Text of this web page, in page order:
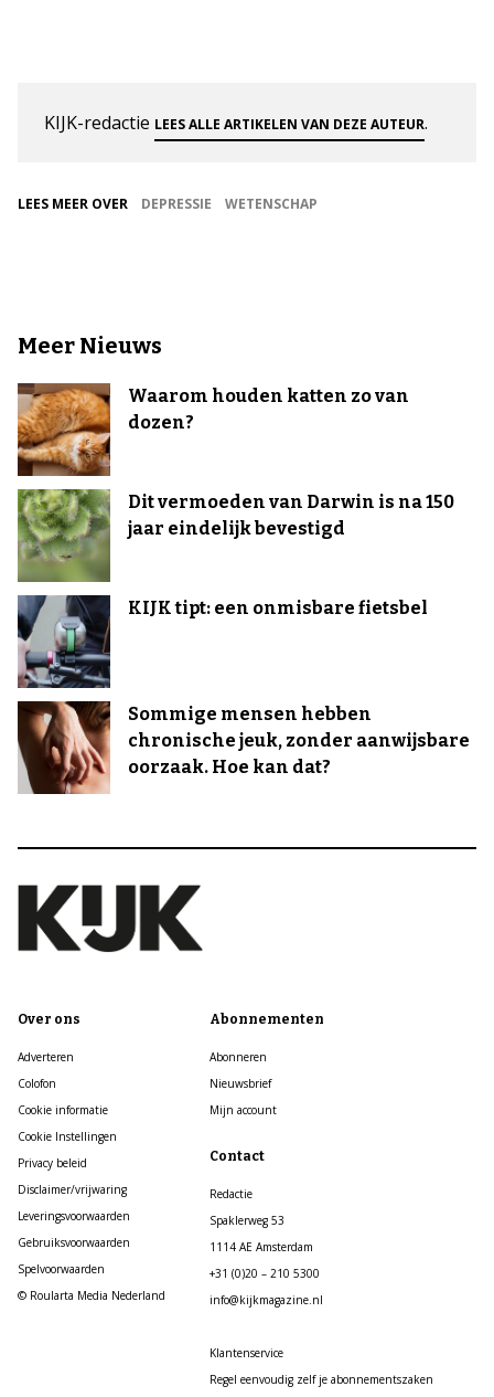
KIJK-redactie LEES ALLE ARTIKELEN VAN DEZE AUTEUR.
LEES MEER OVER DEPRESSIE WETENSCHAP
Meer Nieuws
Waarom houden katten zo van
dozen?
Dit vermoeden van Darwin is na 150
jaar eindelijk bevestigd
KIJK tipt: een onmisbare fietsbel
Sommige mensen hebben
chronische jeuk, zonder aanwijsbare
oorzaak. Hoe kan dat?
Over ons
Adverteren
Colofon
Cookie informatie
Cookie Instellingen
Privacy beleid
Disclaimer/vrijwaring
Leveringsvoorwaarden
Gebruiksvoorwaarden
Spelvoorwaarden
© Roularta Media Nederland
Abonnementen
Abonneren
Nieuwsbrief
Mijn account
Contact
Redactie
Spaklerweg 53
1114 AE Amsterdam
+31 (0)20 – 210 5300
info@kijkmagazine.nl
Klantenservice
Regel eenvoudig zelf je abonnementszaken